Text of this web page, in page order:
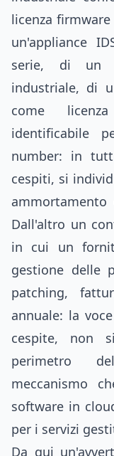
licenza
un'appliance
serie, di un
industriale, di
come
identificabile
number: in
cespiti, si
Dall'altro un
in cui un
gestione delle
patching,
annuale: la
cespite, non
perimetro
meccanismo
software in
per i servizi
Da qui